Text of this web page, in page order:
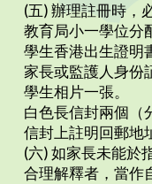
(五) 辦理註冊時，
教育局小一學位分
學生香港出生證明
家長或監護人身份
學生相片一張。
白色長信封兩個（
信封上註明回郵地
(六) 如家長未能於
合理解釋者，當作